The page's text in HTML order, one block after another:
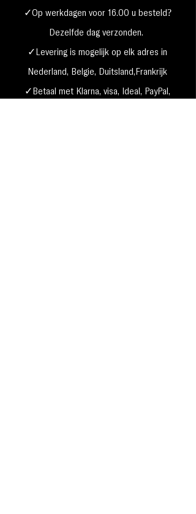
✓Op werkdagen voor 16.00 u besteld?
Dezelfde dag verzonden.
✓Levering is mogelijk op elk adres in
Nederland, België, Duitsland,Frankrijk
✓Betaal met Klarna, visa, Ideal, PayPal,